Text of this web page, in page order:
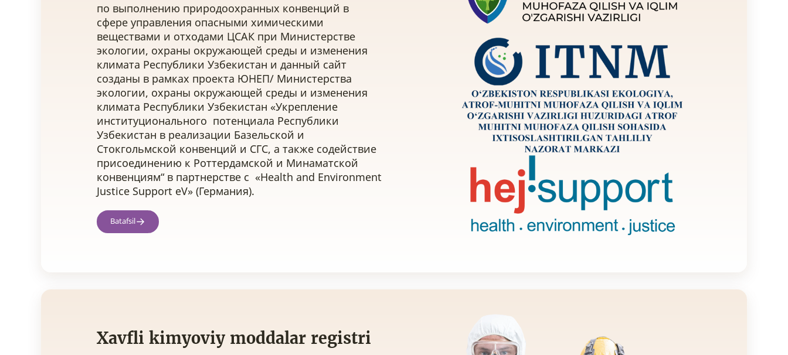
по выполнению природоохранных конвенций в
сфере управления опасными химическими
веществами и отходами ЦСАК при Министерстве
экологии, охраны окружающей среды и изменения
климата Республики Узбекистан и данный сайт
созданы в рамках проекта ЮНЕП/ Министерства
экологии, охраны окружающей среды и изменения
климата Республики Узбекистан «Укрепление
институционального потенциала Республики
Узбекистан в реализации Базельской и
Стокгольмской конвенций и СГС, а также содействие
присоединению к Роттердамской и Минаматской
конвенциям“ в партнерстве с «Health and Environment
Justice Support eV» (Германия).
Batafsil
Xavfli kimyoviy moddalar registri